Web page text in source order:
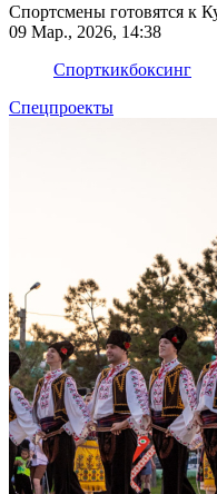
Спортсмены готовятся к
09 Мар., 2026, 14:38
Спорткикбоксинг
Спецпроекты